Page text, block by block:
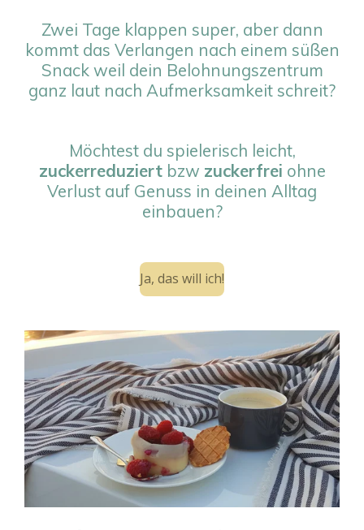
Zwei Tage klappen super, aber dann
kommt das Verlangen nach einem süßen
Snack weil dein Belohnungszentrum
ganz laut nach Aufmerksamkeit schreit?
Möchtest du spielerisch leicht,
zuckerreduziertbzw zuckerfrei ohne
Verlust auf Genuss in deinen Alltag
einbauen?
Ja, das will ich!